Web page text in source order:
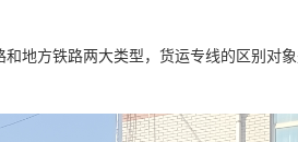
地方铁路两大类型，货运专线的区别对